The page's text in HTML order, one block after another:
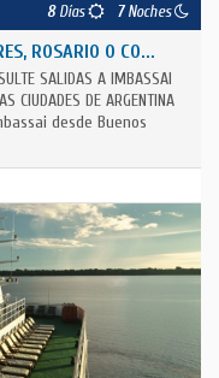
8Días 7Noches
ROSARIO O CO...
SALIDAS A IMBASSAI
CIUDADES DE ARGENTINA
desde Buenos